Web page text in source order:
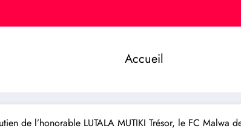
Accueil
de l’honorable LUTALA MUTIKI Trésor, le FC Malwa